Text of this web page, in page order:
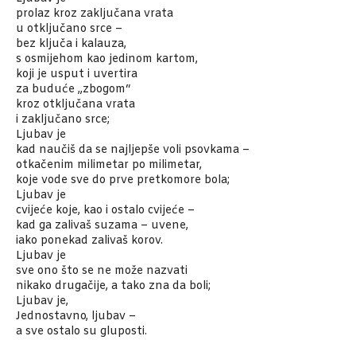
prolaz kroz zaključana vrata
u otključano srce –
bez ključa i kalauza,
s osmijehom kao jedinom kartom,
koji je usput i uvertira
za buduće „zbogom“
kroz otključana vrata
i zaključano srce;
Ljubav je
kad naučiš da se najljepše voli psovkama –
otkačenim milimetar po milimetar,
koje vode sve do prve pretkomore bola;
Ljubav je
cvijeće koje, kao i ostalo cvijeće –
kad ga zalivaš suzama – uvene,
iako ponekad zalivaš korov.
Ljubav je
sve ono što se ne može nazvati
nikako drugačije, a tako zna da boli;
Ljubav je,
Jednostavno, ljubav –
a sve ostalo su gluposti.